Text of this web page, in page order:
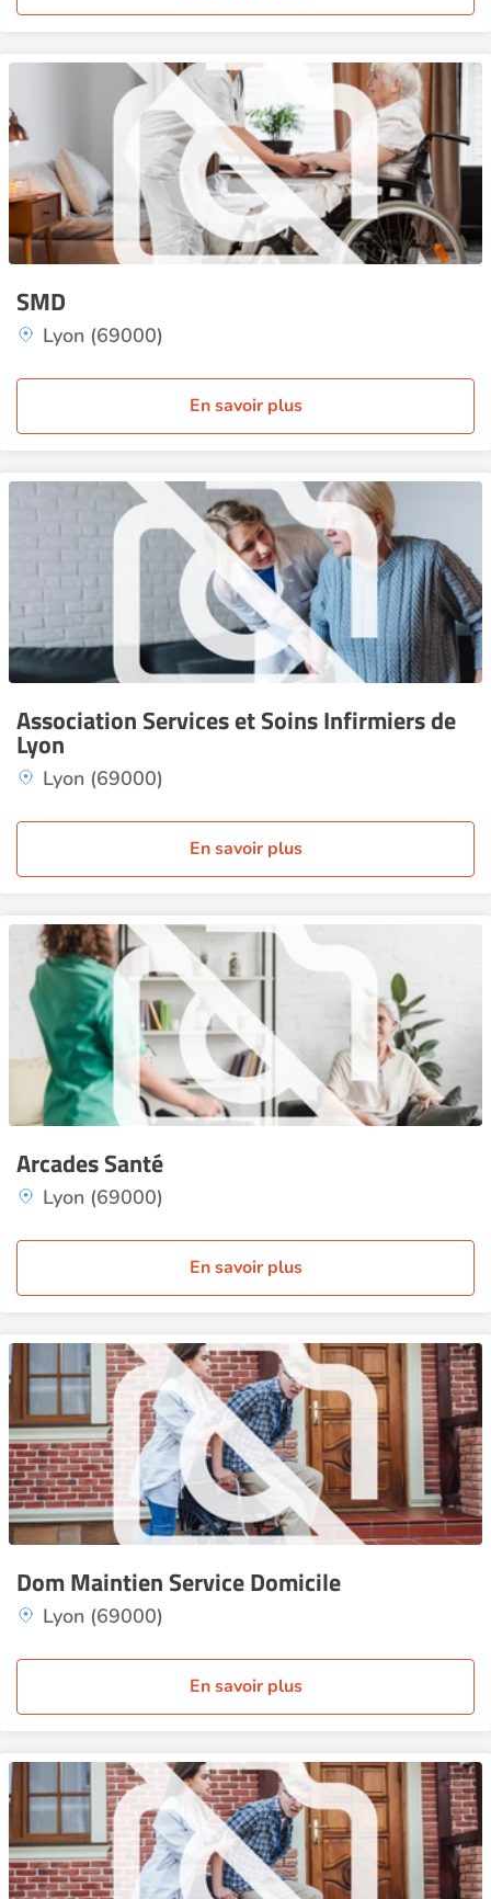
SMD
Lyon (69000)
En savoir plus
Association Services et Soins Infirmiers de
Lyon
Lyon (69000)
En savoir plus
Arcades Santé
Lyon (69000)
En savoir plus
Dom Maintien Service Domicile
Lyon (69000)
En savoir plus